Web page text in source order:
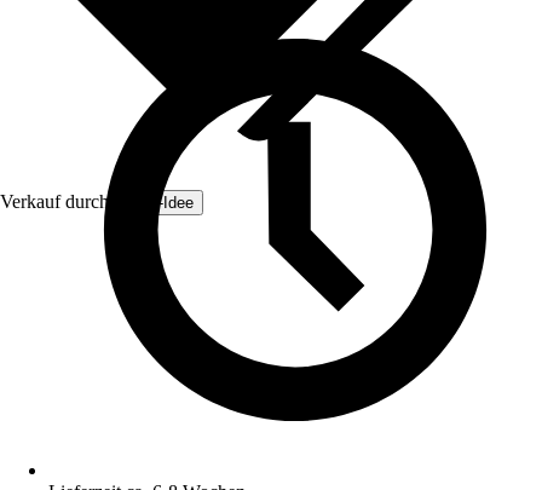
Verkauf durch: Zaun-Idee